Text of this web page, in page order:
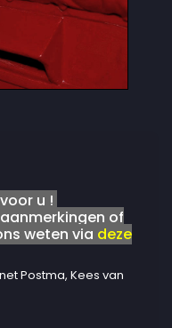
u !
of
weten via deze
Postma, Kees van